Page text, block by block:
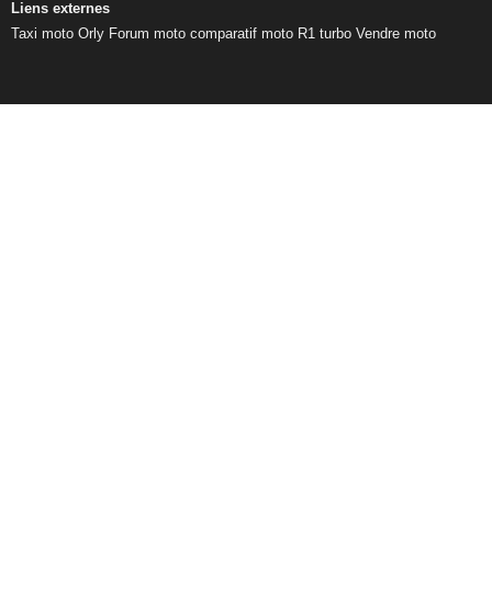
Liens externes
Taxi moto Orly Forum moto comparatif moto R1 turbo Vendre moto